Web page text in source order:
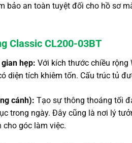
bảo an toàn tuyệt đối cho hồ sơ
Classic CL200-03BT
hẹp: Với kích thước chiều rộng
diện tích khiêm tốn. Cấu trúc tủ
cánh): Tạo sự thông thoáng tối
trong ngày. Đây cũng là nơi lý
góc làm việc.